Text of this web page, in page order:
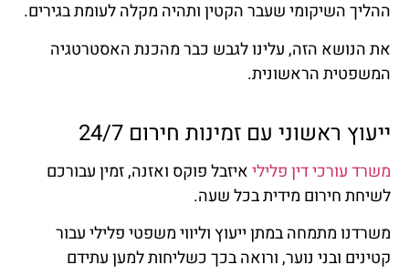
ההליך השיקומי שעבר הקטין ותהיה מקלה לעומת בגירים.
את הנושא הזה, עלינו לגבש כבר מהכנת האסטרטגיה
המשפטית הראשונית.
ייעוץ ראשוני עם זמינות חירום 24/7
משרד עורכי דין פליליאיזבל פוקס ואזנה, זמין עבורכם
לשיחת חירום מידית בכל שעה.
משרדנו מתמחה במתן ייעוץ וליווי משפטי פלילי עבור
קטינים ובני נוער, ורואה בכך כשליחות למען עתידם